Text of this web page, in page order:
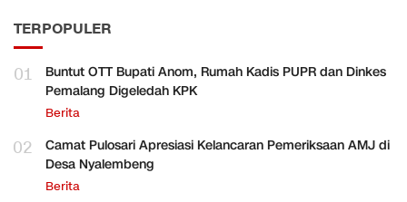
TERPOPULER
01
Buntut OTT Bupati Anom, Rumah Kadis PUPR dan Dinkes
Pemalang Digeledah KPK
Berita
02
Camat Pulosari Apresiasi Kelancaran Pemeriksaan AMJ di
Desa Nyalembeng
Berita